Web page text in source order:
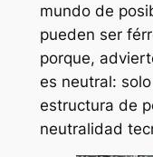
mundo de
pueden ser
porque,
es neutral:
estructura de
neutralidad